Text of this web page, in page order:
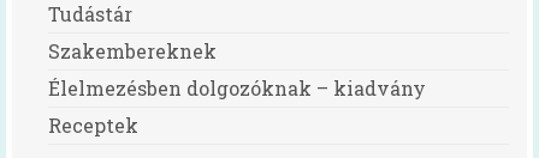
Segédlet iskolai menzabizottság
felállításához
Oktatási anyagok
Tudástár
Szakembereknek
Élelmezésben dolgozóknak – kiadvány
Receptek